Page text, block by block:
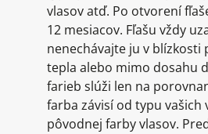
vlasov atď. Po otvorení
12 mesiacov. Fľašu vždy
nenechávajte ju v blízkosti
tepla alebo mimo dosahu
farieb slúži len na
farba závisí od typu vašich
pôvodnej farby vlasov.